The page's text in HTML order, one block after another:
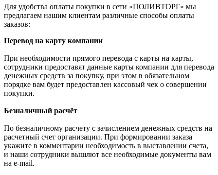
Для удобства оплаты покупки в сети «ПОЛИВТОРГ» мы
предлагаем нашим клиентам различные способы оплаты
заказов:
Перевод на карту компании
При необходимости прямого перевода с карты на карты,
сотрудники предоставят данные карты компании для перевода
денежных средств за покупку, при этом в обязательном
порядке вам будет предоставлен кассовый чек о совершении
покупки.
Безналичный расчёт
По безналичному расчету с зачислением денежных средств на
расчетный счет организации. При формировании заказа
укажите в комментарии необходимость в выставлении счета,
и наши сотрудники вышлют все необходимые документы вам
на e-mail.